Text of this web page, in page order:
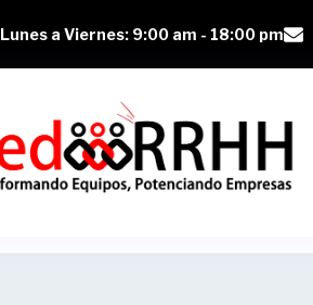
Lunes a Viernes: 9:00 am - 18:00 pm